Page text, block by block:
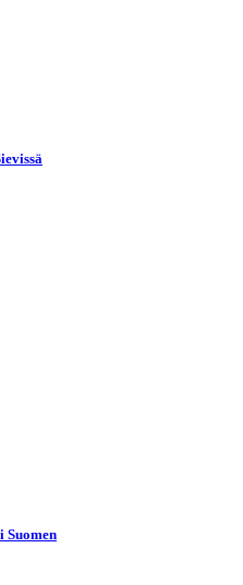
Suomen